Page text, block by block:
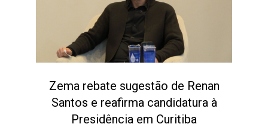
Zema rebate sugestão de Renan
Santos e reafirma candidatura à
Presidência em Curitiba